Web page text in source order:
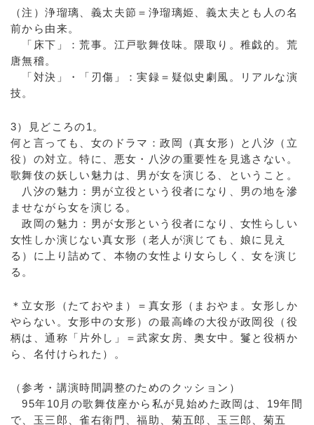
（注）浄瑠璃、義太夫節＝浄瑠璃姫、義太夫とも人の名
前から由来。
「床下」：荒事。江戸歌舞伎味。隈取り。稚戯的。荒
唐無稽。
「対決」・「刃傷」：実録＝疑似史劇風。リアルな演
技。
3）見どころの1。
何と言っても、女のドラマ：政岡（真女形）と八汐（立
役）の対立。特に、悪女・八汐の重要性を見逃さない。
歌舞伎の妖しい魅力は、男が女を演じる、ということ。
八汐の魅力：男が立役という役者になり、男の地を滲
ませながら女を演じる。
政岡の魅力：男が女形という役者になり、女性らしい
女性しか演じない真女形（老人が演じても、娘に見え
る）に上り詰めて、本物の女性より女らしく、女を演じ
る。
＊立女形（たておやま）＝真女形（まおやま。女形しか
やらない。女形中の女形）の最高峰の大役が政岡役（役
柄は、通称「片外し」＝武家女房、奥女中。鬘と役柄か
ら、名付けられた）。
（参考・講演時間調整のためのクッション）
95年10月の歌舞伎座から私が見始めた政岡は、19年間
で、玉三郎、雀右衛門、福助、菊五郎、玉三郎、菊五